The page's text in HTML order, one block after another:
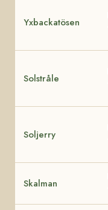
Yxbackatösen
Solstråle
Soljerry
Skalman